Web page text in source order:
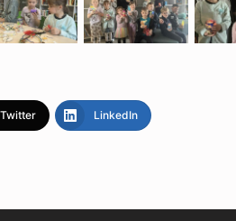
Twitter LinkedIn